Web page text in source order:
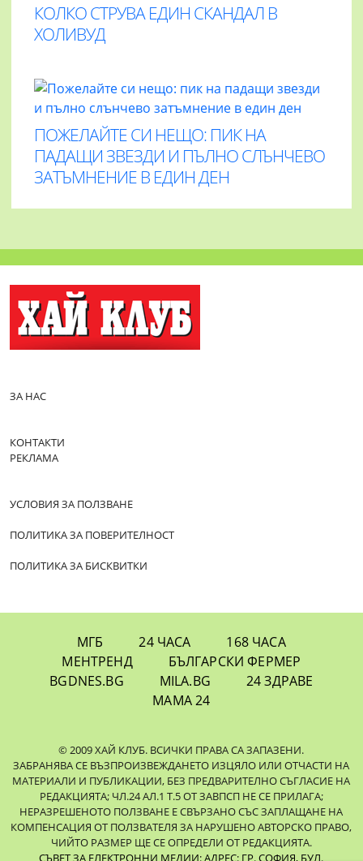
КОЛКО СТРУВА ЕДИН СКАНДАЛ В
ХОЛИВУД
ПОЖЕЛАЙТЕ СИ НЕЩО: ПИК НА
ПАДАЩИ ЗВЕЗДИ И ПЪЛНО СЛЪНЧЕВО
ЗАТЪМНЕНИЕ В ЕДИН ДЕН
ЗА НАС
КОНТАКТИ
РЕКЛАМА
УСЛОВИЯ ЗА ПОЛЗВАНЕ
ПОЛИТИКА ЗА ПОВЕРИТЕЛНОСТ
ПОЛИТИКА ЗА БИСКВИТКИ
МГБ 24 ЧАСА
168 ЧАСА
МЕНТРЕНД
БЪЛГАРСКИ ФЕРМЕР
BGDNES.BG
MILA.BG
24 ЗДРАВЕ
МАМА 24
© 2009 ХАЙ КЛУБ. ВСИЧКИ ПРАВА СА ЗАПАЗЕНИ.
ЗАБРАНЯВА СЕ ВЪЗПРОИЗВЕЖДАНЕТО ИЗЦЯЛО ИЛИ ОТЧАСТИ НА
МАТЕРИАЛИ И ПУБЛИКАЦИИ, БЕЗ ПРЕДВАРИТЕЛНО СЪГЛАСИЕ НА
РЕДАКЦИЯТА; ЧЛ.24 АЛ.1 Т.5 ОТ ЗАВПСП НЕ СЕ ПРИЛАГА;
НЕРАЗРЕШЕНОТО ПОЛЗВАНЕ Е СВЪРЗАНО СЪС ЗАПЛАЩАНЕ НА
КОМПЕНСАЦИЯ ОТ ПОЛЗВАТЕЛЯ ЗА НАРУШЕНО АВТОРСКО ПРАВО,
ЧИЙТО РАЗМЕР ЩЕ СЕ ОПРЕДЕЛИ ОТ РЕДАКЦИЯТА.
СЪВЕТ ЗА ЕЛЕКТРОННИ МЕДИИ: АДРЕС: ГР. СОФИЯ, БУЛ.